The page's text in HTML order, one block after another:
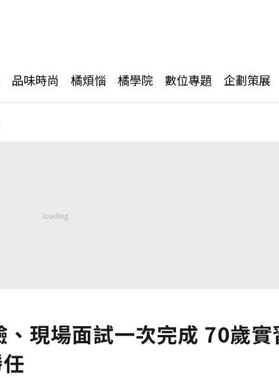
品味時尚 橘煩惱 橘學院 數位專題 企劃策展
現場面試一次完成 70歲實